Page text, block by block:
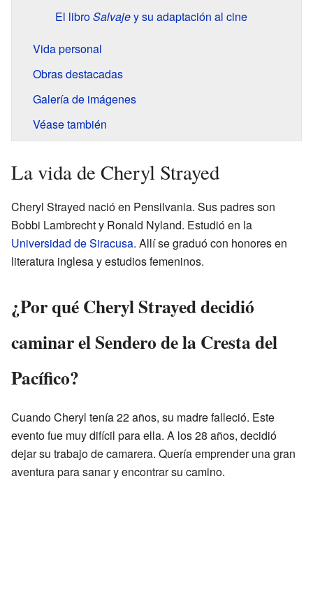
El libroSalvajey su adaptación al cine
Vida personal
Obras destacadas
Galería de imágenes
Véase también
La vida de Cheryl Strayed
Cheryl Strayed nació en Pensilvania. Sus padres son
Bobbi Lambrecht y Ronald Nyland. Estudió en la
Universidad de Siracusa. Allí se graduó con honores en
literatura inglesa y estudios femeninos.
¿Por qué Cheryl Strayed decidió
caminar el Sendero de la Cresta del
Pacífico?
Cuando Cheryl tenía 22 años, su madre falleció. Este
evento fue muy difícil para ella. A los 28 años, decidió
dejar su trabajo de camarera. Quería emprender una gran
aventura para sanar y encontrar su camino.